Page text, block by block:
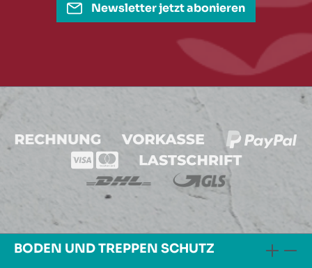
Newsletter jetzt abonieren
BODEN UND TREPPEN SCHUTZ